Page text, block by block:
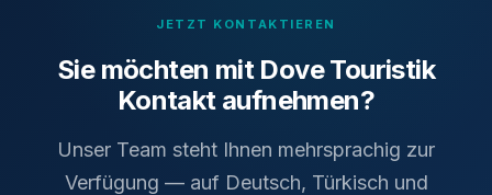
JETZT KONTAKTIEREN
Sie möchten mit Dove Touristik
Kontakt aufnehmen?
Unser Team steht Ihnen mehrsprachig zur
Verfügung — auf Deutsch, Türkisch und